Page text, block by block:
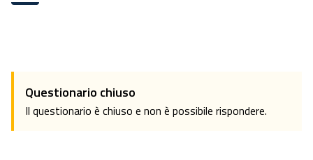
Questionario chiuso
Il questionario è chiuso e non è possibile rispondere.